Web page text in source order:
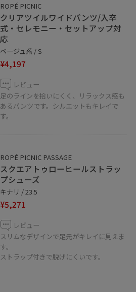
ROPÉ PICNIC
クリアツイルワイドパンツ/入卒
式・セレモニー・セットアップ対
応
ベージュ系 / S
¥4,197
レビュー
足のラインを拾いにくく、リラックス感も
あるパンツです。シルエットもキレイで
す。
ROPÉ PICNIC PASSAGE
スクエアトゥローヒールストラッ
プシューズ
キナリ / 23.5
¥5,271
レビュー
スリムなデザインで足元がキレイに見えま
す。
ストラップ付きで脱げにくいです。